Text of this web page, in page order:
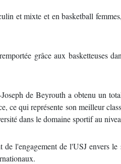
et mixte et en basketball
grâce aux basketteuses
de Beyrouth a obtenu un
ce qui représente son meilleur
dans le domaine sportif au
de l'engagement de l'USJ envers